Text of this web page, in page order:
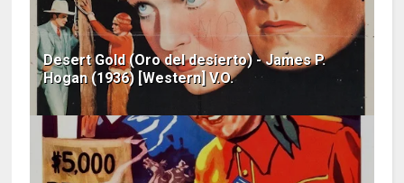
Desert Gold (Oro del desierto) - James P.
Hogan (1936) [Western] V.O.